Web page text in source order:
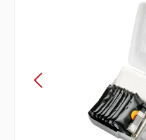
Bildergalerie überspringen